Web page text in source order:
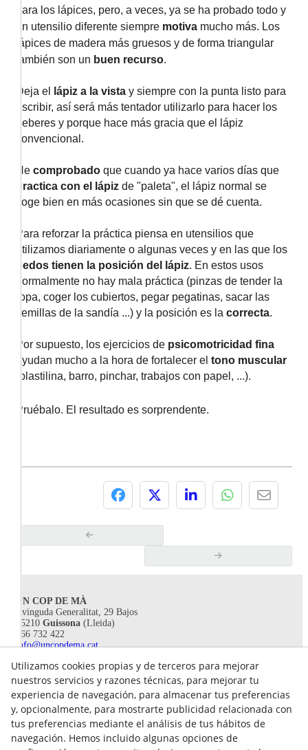
para los lápices, pero, a veces, ya se ha probado todo y
un utensilio diferente siempre motiva mucho más. Los
lápices de madera más gruesos y de forma triangular
también son un buen recurso.
Deja el lápiz a la vista y siempre con la punta listo para
escribir, así será más tentador utilizarlo para hacer los
deberes y porque hace más gracia que el lápiz
convencional.
He comprobado que cuando ya hace varios días que
practica con el lápiz de "paleta", el lápiz normal se
coge bien en más ocasiones sin que se dé cuenta.
Para reforzar la práctica piensa en utensilios que
utilizamos diariamente o algunas veces y en las que los
dedos tienen la posición del lápiz. En estos usos
normalmente no hay mala práctica (pinzas de tender la
ropa, coger los cubiertos, pegar pegatinas, sacar las
semillas de la sandía ...) y la posición es la correcta.
Por supuesto, los ejercicios de psicomotricidad fina
ayudan mucho a la hora de fortalecer el tono muscular
(plastilina, barro, pinchar, trabajos con papel, ...).
Pruébalo. El resultado es sorprendente.
UN COP DE MÀ
Avinguda Generalitat, 29 Bajos
25210 Guissona (Lleida)
666 732 422
info@uncopdema.cat
!SÍGUENOS!
Utilizamos cookies propias y de terceros para mejorar
nuestros servicios y razones técnicas, para mejorar tu
experiencia de navegación, para almacenar tus preferencias
y, opcionalmente, para mostrarte publicidad relacionada con
tus preferencias mediante el análisis de tus hábitos de
navegación. Hemos incluido algunas opciones de